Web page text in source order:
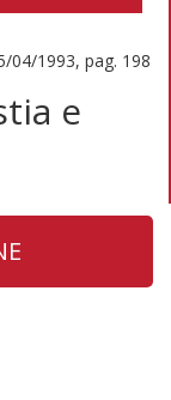
04/1993, pag. 198
e